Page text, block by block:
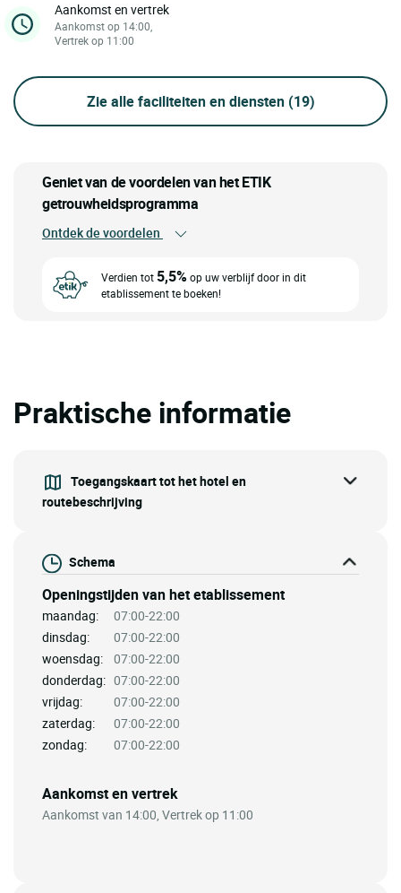
Aankomst en vertrek
Aankomst op 14:00,
Vertrek op 11:00
Zie alle faciliteiten en diensten (19)
Geniet van de voordelen van het ETIK
getrouwheidsprogramma
Ontdek de voordelen
Verdien tot 5,5%op uw verblijf door in dit
etablissement te boeken!
Praktische informatie
Toegangskaart tot het hotel en
routebeschrijving
Schema
Openingstijden van het etablissement
maandag:
07:00-22:00
dinsdag:
07:00-22:00
woensdag:
07:00-22:00
donderdag: 07:00-22:00
vrijdag:
07:00-22:00
zaterdag:
07:00-22:00
zondag:
07:00-22:00
Aankomst en vertrek
Aankomst van 14:00, Vertrek op 11:00